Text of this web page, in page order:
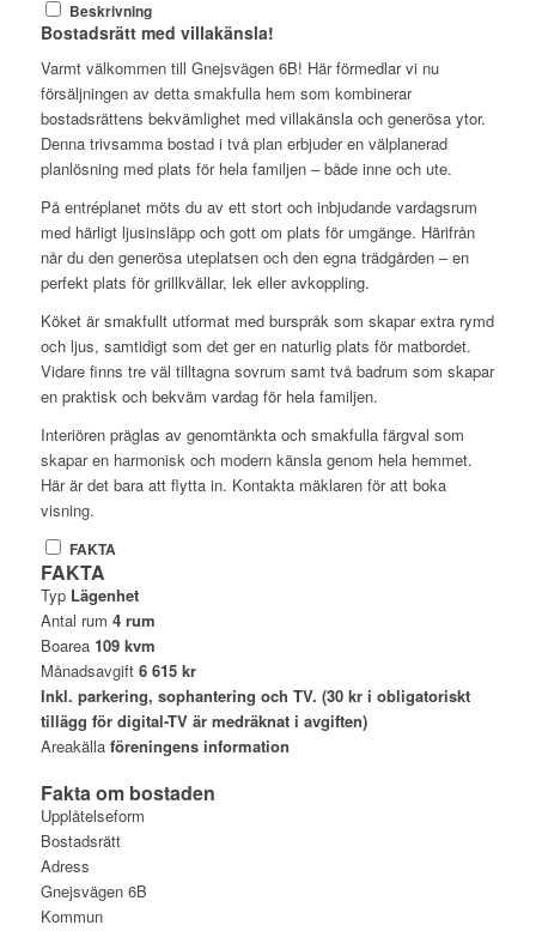
Beskrivning
Bostadsrätt med villakänsla!
Varmt välkommen till Gnejsvägen 6B! Här förmedlar vi nu
försäljningen av detta smakfulla hem som kombinerar
bostadsrättens bekvämlighet med villakänsla och generösa ytor.
Denna trivsamma bostad i två plan erbjuder en välplanerad
planlösning med plats för hela familjen – både inne och ute.
På entréplanet möts du av ett stort och inbjudande vardagsrum
med härligt ljusinsläpp och gott om plats för umgänge. Härifrån
når du den generösa uteplatsen och den egna trädgården – en
perfekt plats för grillkvällar, lek eller avkoppling.
Köket är smakfullt utformat med burspråk som skapar extra rymd
och ljus, samtidigt som det ger en naturlig plats för matbordet.
Vidare finns tre väl tilltagna sovrum samt två badrum som skapar
en praktisk och bekväm vardag för hela familjen.
Interiören präglas av genomtänkta och smakfulla färgval som
skapar en harmonisk och modern känsla genom hela hemmet.
Här är det bara att flytta in. Kontakta mäklaren för att boka
visning.
FAKTA
FAKTA
Typ Lägenhet
Antal rum 4 rum
Boarea 109 kvm
Månadsavgift 6 615 kr
Inkl. parkering, sophantering och TV. (30 kr i obligatoriskt
tillägg för digital-TV är medräknat i avgiften)
Areakälla föreningens information
Fakta om bostaden
Upplåtelseform
Bostadsrätt
Adress
Gnejsvägen 6B
Kommun